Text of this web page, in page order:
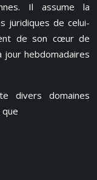
Il assume la
juridiques de celui-
de son cœur de
hebdomadaires
divers domaines